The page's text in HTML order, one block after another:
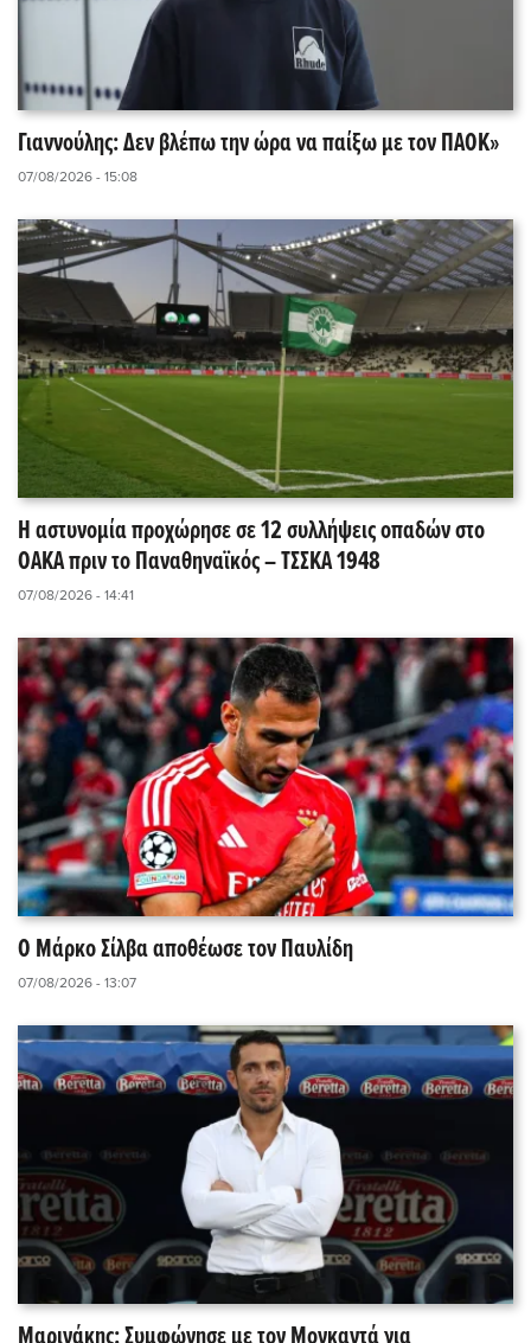
Γιαννούλης: Δεν βλέπω την ώρα να παίξω με τον ΠΑΟΚ»
07/08/2026 - 15:08
Η αστυνομία προχώρησε σε 12 συλλήψεις οπαδών στο
ΟΑΚΑ πριν το Παναθηναϊκός – ΤΣΣΚΑ 1948
07/08/2026 - 14:41
Ο Μάρκο Σίλβα αποθέωσε τον Παυλίδη
07/08/2026 - 13:07